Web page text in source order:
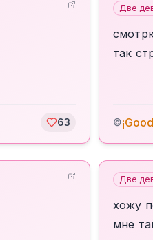
63
Две
так
©
Две
хожу
мне